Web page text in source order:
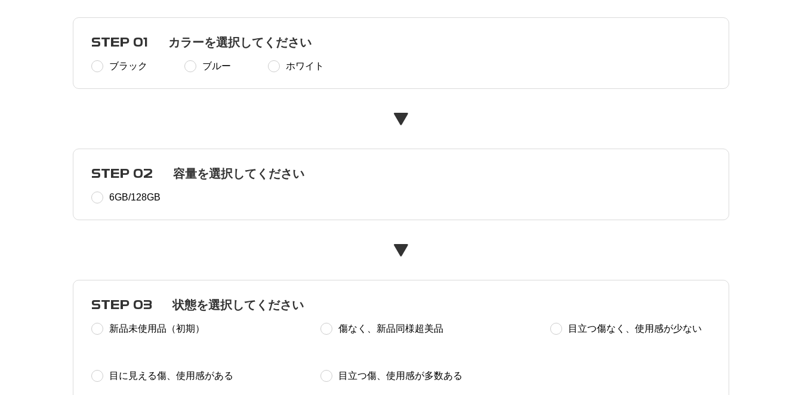
STEP 01 カラーを選択してください
ブラック ブルー ホワイト
STEP 02 容量を選択してください
6GB/128GB
STEP 03 状態を選択してください
新品未使用品（初期） 傷なく、新品同様超美品 目立つ傷なく、使用感が少ない
目に見える傷、使用感がある 目立つ傷、使用感が多数ある